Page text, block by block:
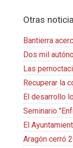
Otras
Bantierra
Dos mil
Las
Recuperar la
El desarrollo
Seminario
El
Aragón cerró